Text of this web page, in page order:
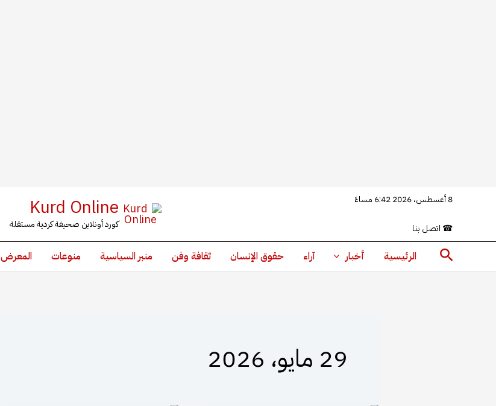
المحتوى
8 أغسطس، 2026 6:42 مساءً
☎ اتصل بنا
Kurd Online
كورد أونلاين صحيفة كردية مستقلة
البحث الرئيسية أخبار آراء حقوق الإنسان ثقافة وفن منبر السياسية منوعات المعرض
29 مايو، 2026